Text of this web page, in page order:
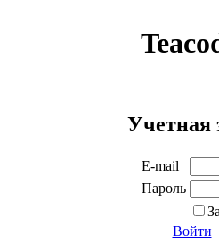
Учетная
E-mail
Пароль
Войти